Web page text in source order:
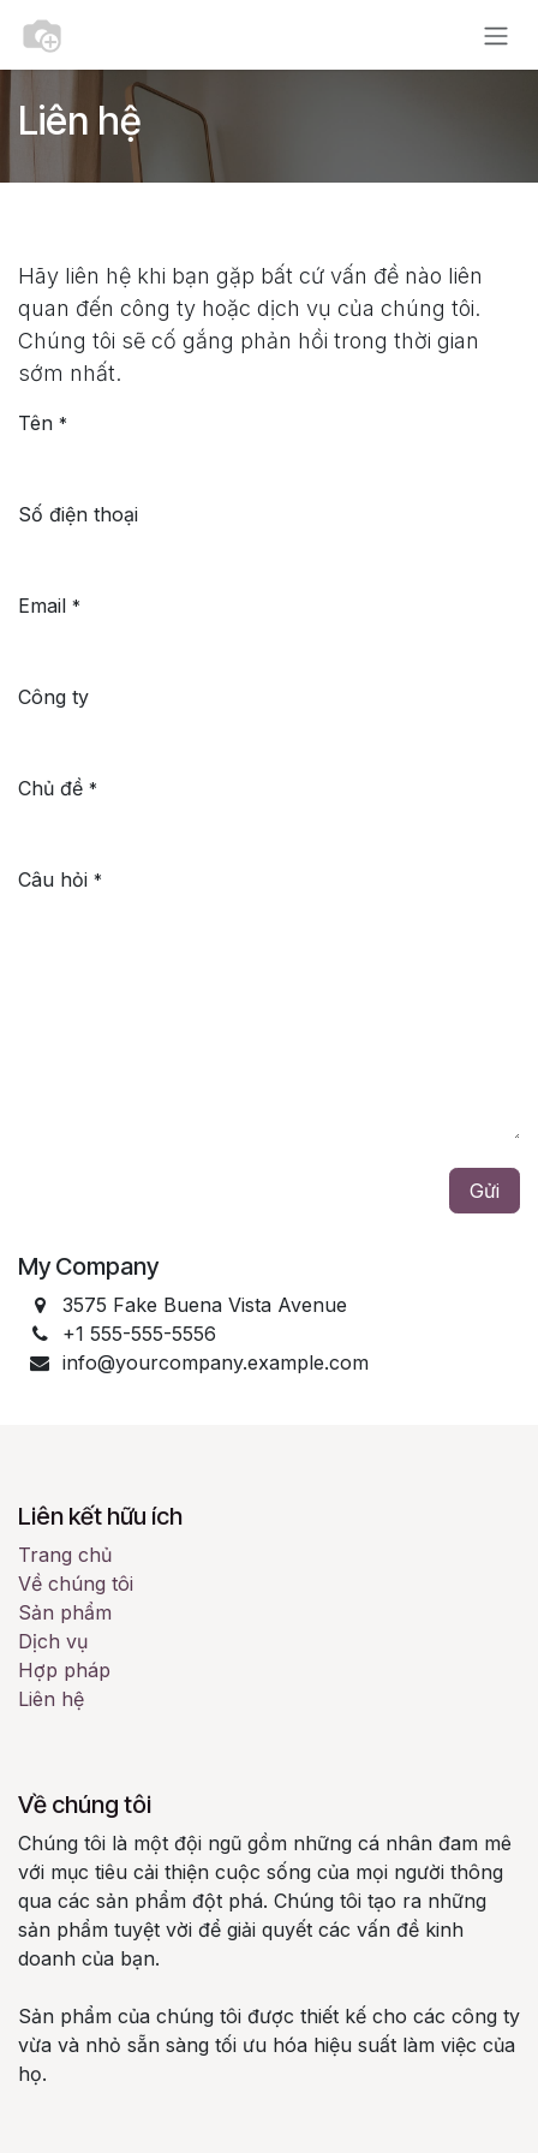
Liên hệ
Hãy liên hệ khi bạn gặp bất cứ vấn đề nào liên
quan đến công ty hoặc dịch vụ của chúng tôi.
Chúng tôi sẽ cố gắng phản hồi trong thời gian
sớm nhất.
Tên *
Số điện thoại
Email *
Công ty
Chủ đề *
Câu hỏi *
Gửi
My Company
3575 Fake Buena Vista Avenue
+1 555-555-5556
info@yourcompany.example.com
Liên kết hữu ích
Trang chủ
Về chúng tôi
Sản phẩm
Dịch vụ
Hợp pháp
Liên hệ
Về chúng tôi
Chúng tôi là một đội ngũ gồm những cá nhân đam mê
với mục tiêu cải thiện cuộc sống của mọi người thông
qua các sản phẩm đột phá. Chúng tôi tạo ra những
sản phẩm tuyệt vời để giải quyết các vấn đề kinh
doanh của bạn.
Sản phẩm của chúng tôi được thiết kế cho các công ty
vừa và nhỏ sẵn sàng tối ưu hóa hiệu suất làm việc của
họ.